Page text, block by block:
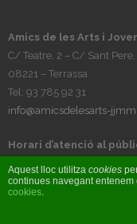
Amics de les Arts i
C/ Teatre, 2 – C/ Sant
08221 – Terrassa
Tel: 93 785 92 31
info@amicsdelesarts-
Horari d’atenció al
Tardes, de dilluns a
© Amics de les Arts i
Aquest lloc utilitza cookies
continues navegant entenem
cookies.